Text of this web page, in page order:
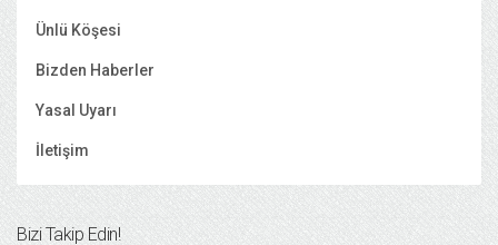
Ünlü Köşesi
Bizden Haberler
Yasal Uyarı
İletişim
Bizi Takip Edin!